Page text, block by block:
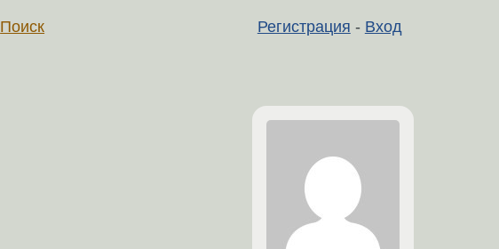
Регистрация - Вход
Поиск